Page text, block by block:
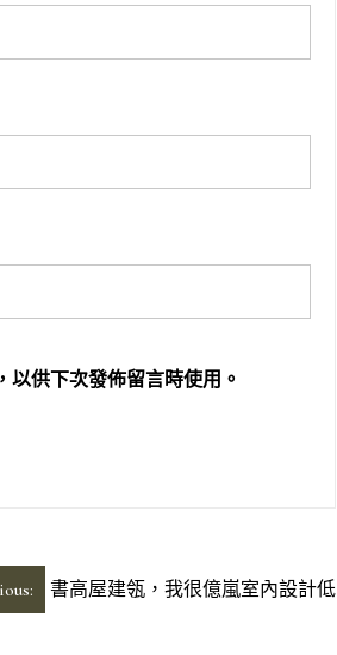
供下次發佈留言時使用。
書高屋建瓴，我很億嵐室內設計低